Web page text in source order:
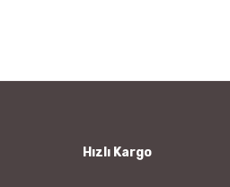
Ürün bilgilerinde hatalar bulunuyor.
Hızlı Kargo